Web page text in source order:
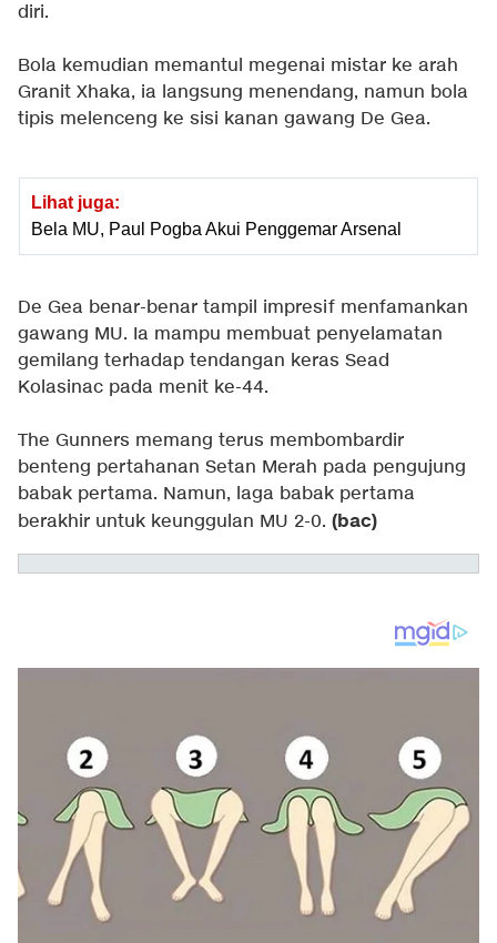
diri.
Bola kemudian memantul megenai mistar ke arah
Granit Xhaka, ia langsung menendang, namun bola
tipis melenceng ke sisi kanan gawang De Gea.
Lihat juga:
Bela MU, Paul Pogba Akui Penggemar Arsenal
De Gea benar-benar tampil impresif menfamankan
gawang MU. Ia mampu membuat penyelamatan
gemilang terhadap tendangan keras Sead
Kolasinac pada menit ke-44.
The Gunners memang terus membombardir
benteng pertahanan Setan Merah pada pengujung
babak pertama. Namun, laga babak pertama
berakhir untuk keunggulan MU 2-0. (bac)